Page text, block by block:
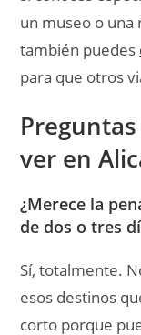
corto porque
alguna
desplazamientos.
un día?
Nosotros
Bárbara, Santa
Postiguet. Con
¿Hace falta
provincia?